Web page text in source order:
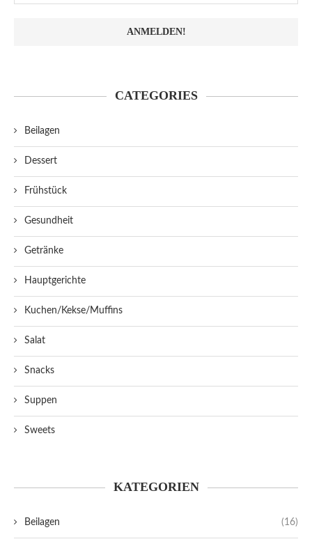
CATEGORIES
Beilagen
Dessert
Frühstück
Gesundheit
Getränke
Hauptgerichte
Kuchen/Kekse/Muffins
Salat
Snacks
Suppen
Sweets
KATEGORIEN
Beilagen (16)